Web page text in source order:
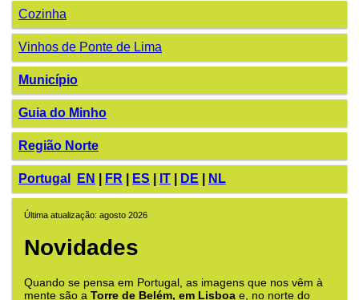
Cozinha
Vinhos de Ponte de Lima
Município
Guia do Minho
Região Norte
Portugal EN FR ES IT DE NL
Última atualização: agosto 2026
Novidades
Quando se pensa em Portugal, as imagens que nos vêm à
mente são a Torre de Belém, em Lisboa e, no norte do